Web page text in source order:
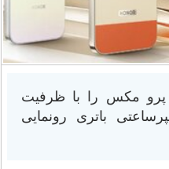
آنر گوشی میان‌رده‌ی X80 پرو مکس را با ظرفیت
باتری رونمایی